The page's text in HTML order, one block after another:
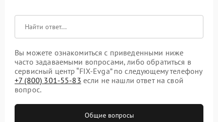
Вы можете ознакомиться с приведенными ниже
часто задаваемыми вопросами, либо обратиться в
сервисный центр “FIX-Evga” по следующему телефону
+7 (800) 301-55-83 если не нашли ответ на свой
вопрос.
Общие вопросы